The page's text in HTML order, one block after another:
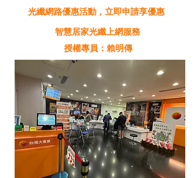
光纖網路優惠活動，立即申請享優惠
智慧居家光纖上網服務
授權專員：賴明傳